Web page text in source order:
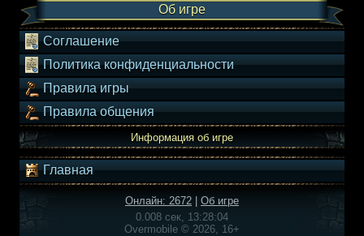
Об игре
Соглашение
Политика конфиденциальности
Правила игры
Правила общения
Информация об игре
Главная
Онлайн: 2672
Об игре
0.008 сек, 13:28:04
Overmobile © 2026, 16+